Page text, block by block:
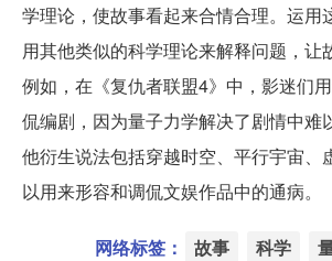
学理论，使故事看起来合情合理。运用
用其他类似的科学理论来解释问题，让
例如，在《复仇者联盟4》中，影迷们
侃编剧，因为量子力学解决了剧情中难
他衍生说法包括穿越时空、平行宇宙、
以用来形容和调侃文娱作品中的通病。
网络标签： 故事 科学